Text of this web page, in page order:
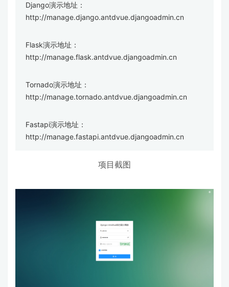
Django演示地址：
http://manage.django.antdvue.djangoadmin.cn
Flask演示地址：
http://manage.flask.antdvue.djangoadmin.cn
Tornado演示地址：
http://manage.tornado.antdvue.djangoadmin.cn
Fastapi演示地址：
http://manage.fastapi.antdvue.djangoadmin.cn
项目截图